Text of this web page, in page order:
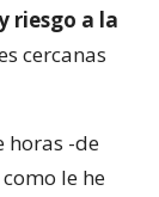
riesgo a la
cercanas
horas -de
le he